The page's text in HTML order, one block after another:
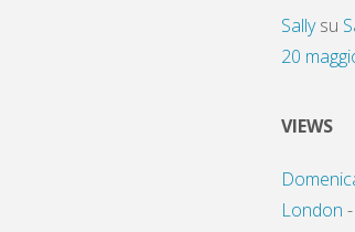
Sallysu
20
VIEWS
London